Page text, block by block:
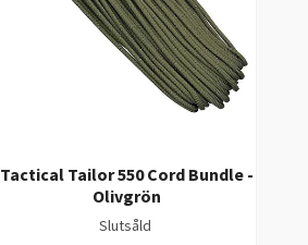
Tactical Tailor 550 Cord Bundle -
Olivgrön
Slutsåld